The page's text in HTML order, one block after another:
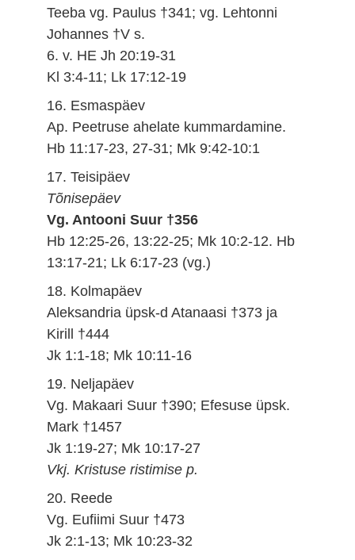
Teeba vg. Paulus †341; vg. Lehtonni
Johannes †V s.
6. v. HE Jh 20:19-31
Kl 3:4-11; Lk 17:12-19
16. Esmaspäev
Ap. Peetruse ahelate kummardamine.
Hb 11:17-23, 27-31; Mk 9:42-10:1
17. Teisipäev
Tõnisepäev
Vg. Antooni Suur †356
Hb 12:25-26, 13:22-25; Mk 10:2-12. Hb
13:17-21; Lk 6:17-23 (vg.)
18. Kolmapäev
Aleksandria üpsk-d Atanaasi †373 ja
Kirill †444
Jk 1:1-18; Mk 10:11-16
19. Neljapäev
Vg. Makaari Suur †390; Efesuse üpsk.
Mark †1457
Jk 1:19-27; Mk 10:17-27
Vkj. Kristuse ristimise p.
20. Reede
Vg. Eufiimi Suur †473
Jk 2:1-13; Mk 10:23-32